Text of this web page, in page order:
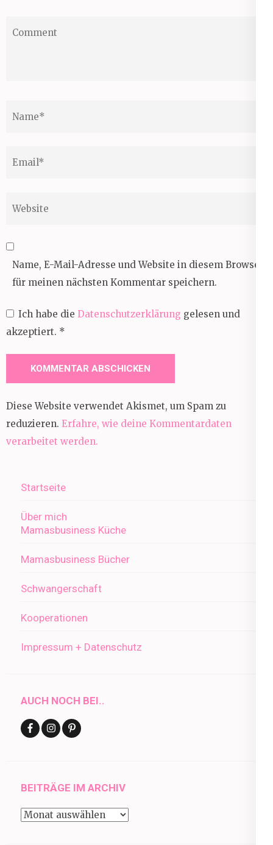
Name, E-Mail-Adresse und Website in diesem Browser
für meinen nächsten Kommentar speichern.
Ich habe die Datenschutzerklärung gelesen und
akzeptiert. *
Diese Website verwendet Akismet, um Spam zu
reduzieren. Erfahre, wie deine Kommentardaten
verarbeitet werden.
Startseite
Über mich
Mamasbusiness Küche
Mamasbusiness Bücher
Schwangerschaft
Kooperationen
Impressum + Datenschutz
AUCH NOCH BEI..
BEITRÄGE IM ARCHIV
Beiträge